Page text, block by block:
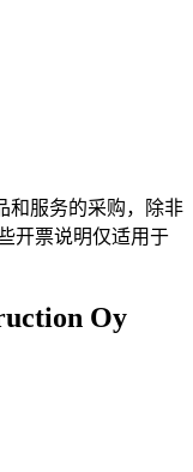
和服务的采购，除非
开票说明仅适用于
Oy